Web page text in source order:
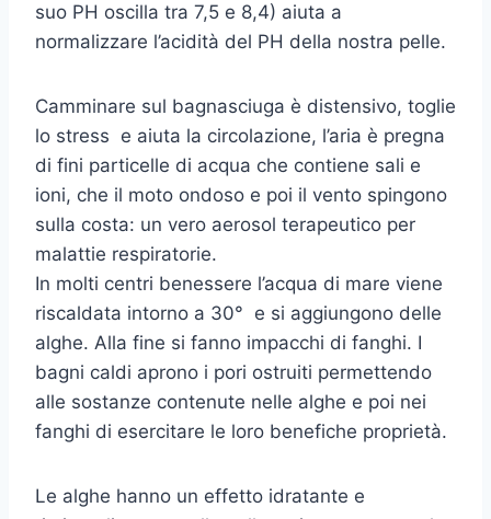
suo PH oscilla tra 7,5 e 8,4) aiuta a
normalizzare l’acidità del PH della nostra pelle.
Camminare sul bagnasciuga è distensivo, toglie
lo stress e aiuta la circolazione, l’aria è pregna
di fini particelle di acqua che contiene sali e
ioni, che il moto ondoso e poi il vento spingono
sulla costa: un vero aerosol terapeutico per
malattie respiratorie.
In molti centri benessere l’acqua di mare viene
riscaldata intorno a 30° e si aggiungono delle
alghe. Alla fine si fanno impacchi di fanghi. I
bagni caldi aprono i pori ostruiti permettendo
alle sostanze contenute nelle alghe e poi nei
fanghi di esercitare le loro benefiche proprietà.
Le alghe hanno un effetto idratante e